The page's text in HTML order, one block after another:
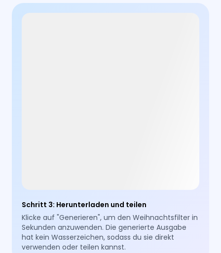
Schritt 3: Herunterladen und teilen
Klicke auf "Generieren", um den Weihnachtsfilter in
Sekunden anzuwenden. Die generierte Ausgabe
hat kein Wasserzeichen, sodass du sie direkt
verwenden oder teilen kannst.